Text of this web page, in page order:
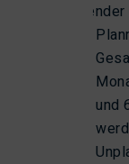
und